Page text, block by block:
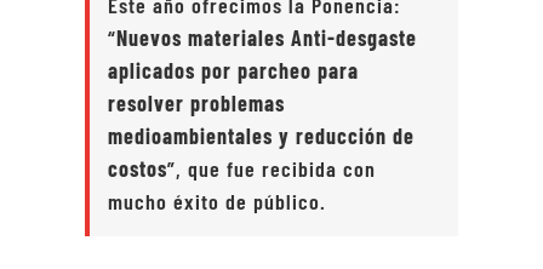
“Nuevos materiales Anti-desgaste
aplicados por parcheo para
resolver problemas
medioambientales y reducción de
costos”, que fue recibida con
mucho éxito de público.